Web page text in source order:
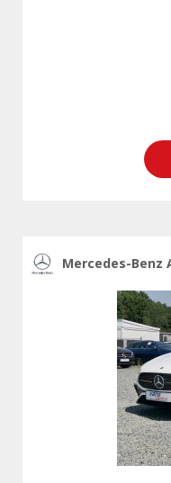
Mercedes-Benz